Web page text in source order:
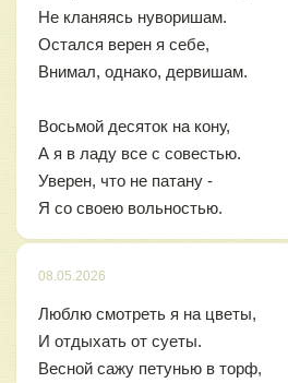
Не кланяясь нуворишам.
Остался верен я себе,
Внимал, однако, дервишам.
Восьмой десяток на кону,
А я в ладу все с совестью.
Уверен, что не патану -
Я со своею вольностью.
08.05.2026
Люблю смотреть я на цветы,
И отдыхать от суеты.
Весной сажу петунью в торф,